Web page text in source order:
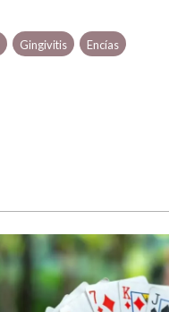
Gingivitis Encías